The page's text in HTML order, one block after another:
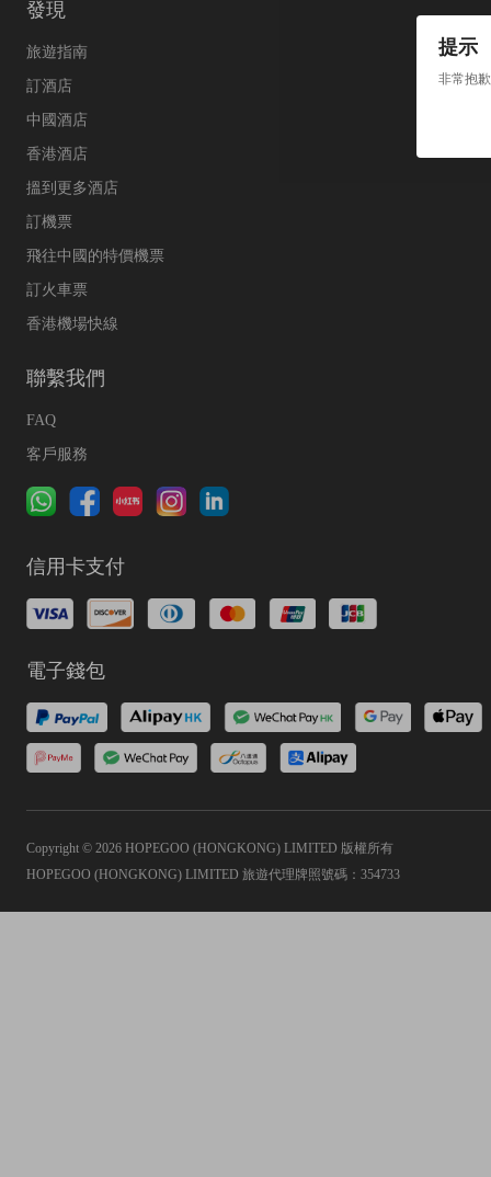
提示
非常抱
發現
旅遊指南
訂酒店
中國酒店
香港酒店
搵到更多酒店
訂機票
飛往中國的特價機票
訂火車票
香港機場快線
聯繫我們
FAQ
客戶服務
信用卡支付
電子錢包
Copyright © 2026 HOPEGOO (HONGKONG) LIMITED 版權所有
HOPEGOO (HONGKONG) LIMITED 旅遊代理牌照號碼：354733